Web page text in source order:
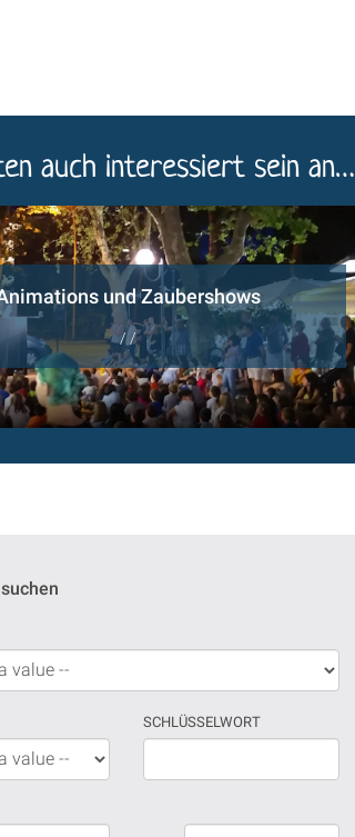
auch interessiert sein an…
und Zaubershows
/ /
SCHLÜSSELWORT